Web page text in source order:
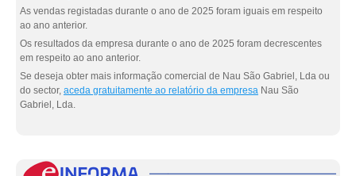
As vendas registadas durante o ano de 2025 foram iguais em respeito
ao ano anterior.
Os resultados da empresa durante o ano de 2025 foram decrescentes
em respeito ao ano anterior.
Se deseja obter mais informação comercial de Nau São Gabriel, Lda ou
do sector, aceda gratuitamente ao relatório da empresa Nau São
Gabriel, Lda.